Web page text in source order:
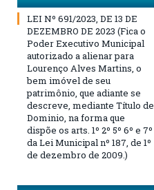
LEI Nº 691/2023, DE 13 DE
DEZEMBRO DE 2023 (Fica o
Poder Executivo Municipal
autorizado a alienar para
Lourenço Alves Martins, o
bem imóvel de seu
patrimônio, que adiante se
descreve, mediante Título de
Dominio, na forma que
dispõe os arts. 1º 2º 5º 6º e 7º
da Lei Municipal nº 187, de 1º
de dezembro de 2009.)